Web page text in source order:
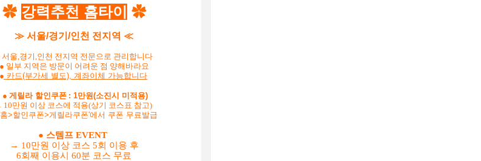
✿ 강력추천 홈타이 ✿
≫ 서울/경기/인천 전지역 ≪
서울,경기,인천 전지역 전문으로 관리합니다
● 일부 지역은 방문이 어려운 점 양해바라요
● 카드(부가세 별도), 계좌이체 가능합니다
● 게릴라 할인쿠폰 : 1만원(소진시 미적용)
10만원 이상 코스에 적용(상기 코스표 참고)
>할인쿠폰>게릴라쿠폰'에서 쿠폰 무료발급
● 스템프 EVENT
→ 10만원 이상 코스 5회 이용 후
6회째 이용시 60분 코스 무료